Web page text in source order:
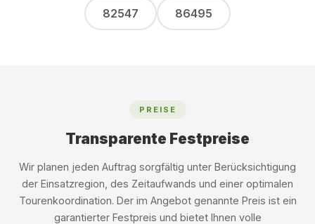
82547 86495
PREISE
Transparente Festpreise
Wir planen jeden Auftrag sorgfältig unter Berücksichtigung
der Einsatzregion, des Zeitaufwands und einer optimalen
Tourenkoordination. Der im Angebot genannte Preis ist ein
garantierter Festpreis und bietet Ihnen volle